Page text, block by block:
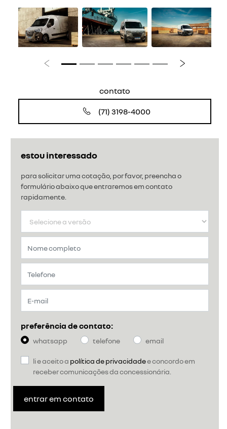
estou interessado
para solicitar uma cotação, por favor, preencha o
formulário abaixo que entraremos em contato
rapidamente.
preferência de contato:
whatsapp telefone email
li e aceito a política de privacidadee concordo em
receber comunicações da concessionária.
entrar em contato
Anterior Próximo
contato
(71) 3198-4000